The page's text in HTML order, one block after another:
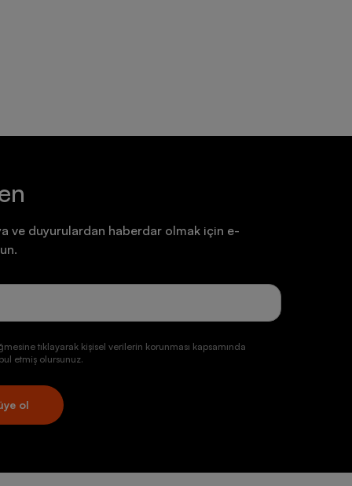
ve duyurulardan haberdar olmak için e-
tıklayarak kişisel verilerin korunması kapsamında
etmiş olursunuz.
ol